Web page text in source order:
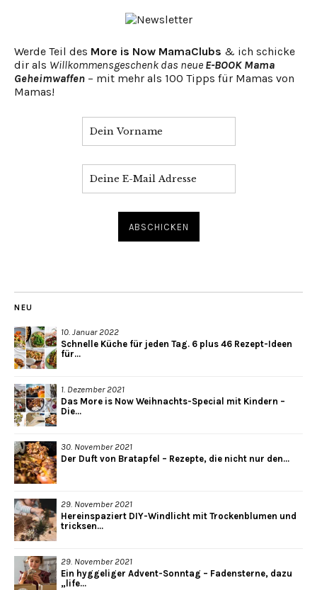
Werde Teil des More is Now MamaClubs & ich schicke
dir als Willkommensgeschenk das neue E-BOOK Mama
Geheimwaffen – mit mehr als 100 Tipps für Mamas von
Mamas!
NEU
10. Januar 2022
Schnelle Küche für jeden Tag. 6 plus 46 Rezept-Ideen
für...
1. Dezember 2021
Das More is Now Weihnachts-Special mit Kindern –
Die...
30. November 2021
Der Duft von Bratapfel – Rezepte, die nicht nur den...
29. November 2021
Hereinspaziert DIY-Windlicht mit Trockenblumen und
tricksen...
29. November 2021
Ein hyggeliger Advent-Sonntag – Fadensterne, dazu
„life...